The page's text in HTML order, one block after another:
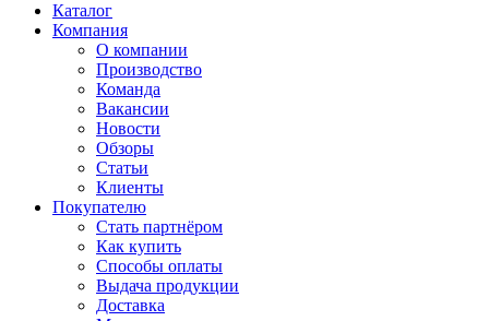
Каталог
Компания
О компании
Производство
Команда
Вакансии
Новости
Обзоры
Статьи
Клиенты
Покупателю
Стать партнёром
Как купить
Способы оплаты
Выдача продукции
Доставка